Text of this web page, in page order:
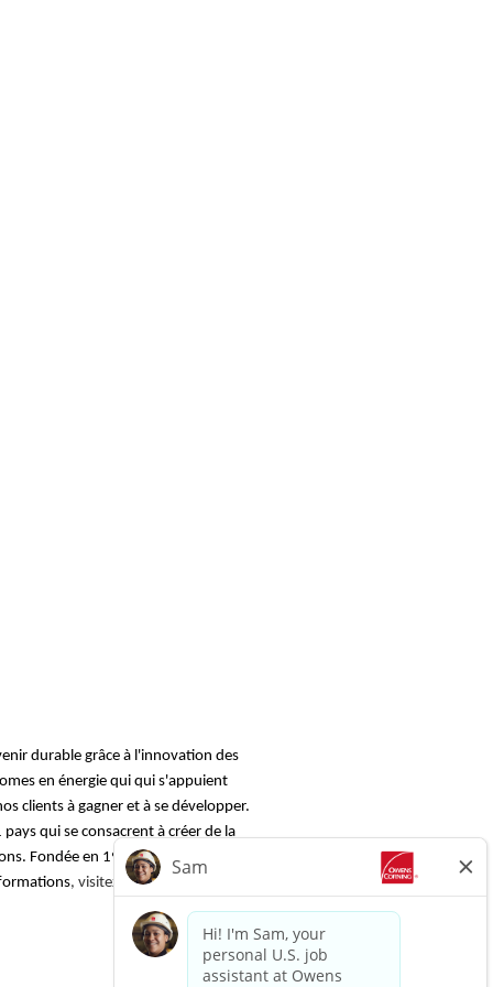
durable grâce à l'innovation des
en énergie qui qui s'appuient
clients à gagner et à se développer.
qui se consacrent à créer de la
Fondée en 1938 et basée à Toledo,
, visitez le site